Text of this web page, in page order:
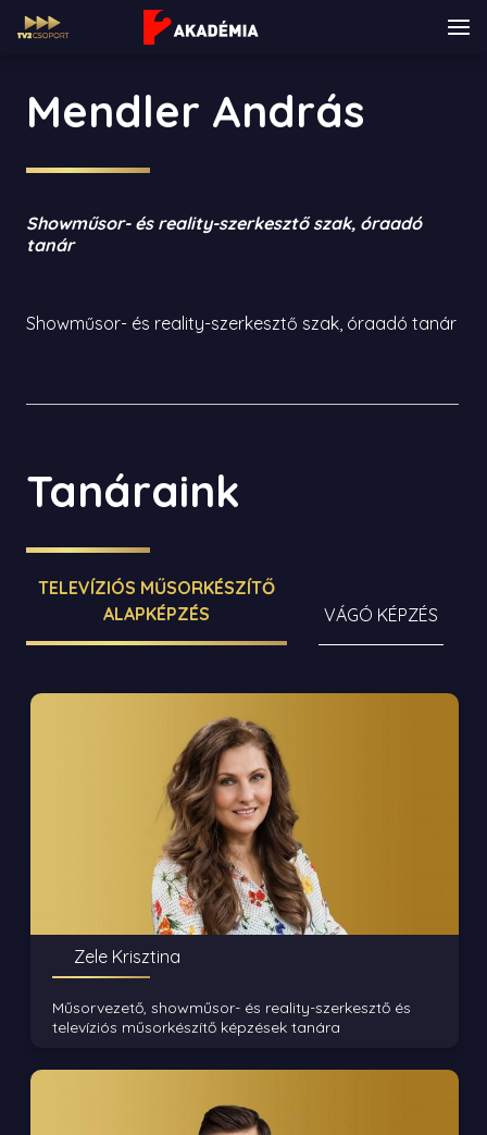
Mendler András
Showműsor- és reality-szerkesztő szak, óraadó
tanár
Showműsor- és reality-szerkesztő szak, óraadó tanár
Tanáraink
TELEVÍZIÓS MŰSORKÉSZÍTŐ
ALAPKÉPZÉS
VÁGÓ KÉPZÉS
Zele Krisztina
Műsorvezető, showműsor- és reality-szerkesztő és
televíziós műsorkészítő képzések tanára